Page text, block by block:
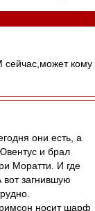
сейчас,может кому
они есть, а
и брал
Моратти. И где
загнившую
носит шарф